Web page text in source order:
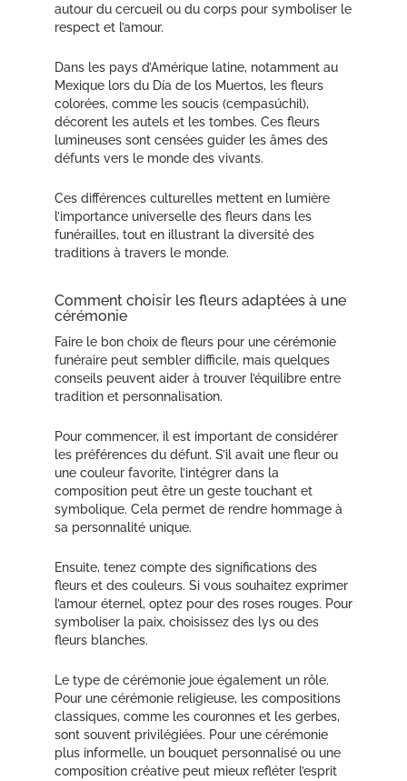
autour du cercueil ou du corps pour symboliser le
respect et l’amour.
Dans les pays d’Amérique latine, notamment au
Mexique lors du Día de los Muertos, les fleurs
colorées, comme les soucis (cempasúchil),
décorent les autels et les tombes. Ces fleurs
lumineuses sont censées guider les âmes des
défunts vers le monde des vivants.
Ces différences culturelles mettent en lumière
l’importance universelle des fleurs dans les
funérailles, tout en illustrant la diversité des
traditions à travers le monde.
Comment choisir les fleurs adaptées à une
cérémonie
Faire le bon choix de fleurs pour une cérémonie
funéraire peut sembler difficile, mais quelques
conseils peuvent aider à trouver l’équilibre entre
tradition et personnalisation.
Pour commencer, il est important de considérer
les préférences du défunt. S’il avait une fleur ou
une couleur favorite, l’intégrer dans la
composition peut être un geste touchant et
symbolique. Cela permet de rendre hommage à
sa personnalité unique.
Ensuite, tenez compte des significations des
fleurs et des couleurs. Si vous souhaitez exprimer
l’amour éternel, optez pour des roses rouges. Pour
symboliser la paix, choisissez des lys ou des
fleurs blanches.
Le type de cérémonie joue également un rôle.
Pour une cérémonie religieuse, les compositions
classiques, comme les couronnes et les gerbes,
sont souvent privilégiées. Pour une cérémonie
plus informelle, un bouquet personnalisé ou une
composition créative peut mieux refléter l’esprit